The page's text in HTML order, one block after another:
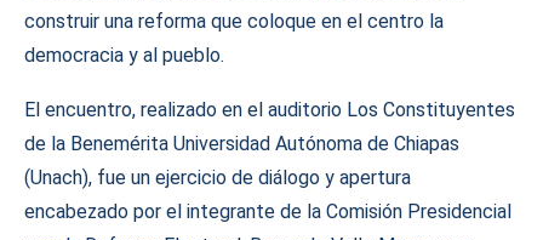
construir una reforma que coloque en el centro la
democracia y al pueblo.
El encuentro, realizado en el auditorio Los Constituyentes
de la Benemérita Universidad Autónoma de Chiapas
(Unach), fue un ejercicio de diálogo y apertura
encabezado por el integrante de la Comisión Presidencial